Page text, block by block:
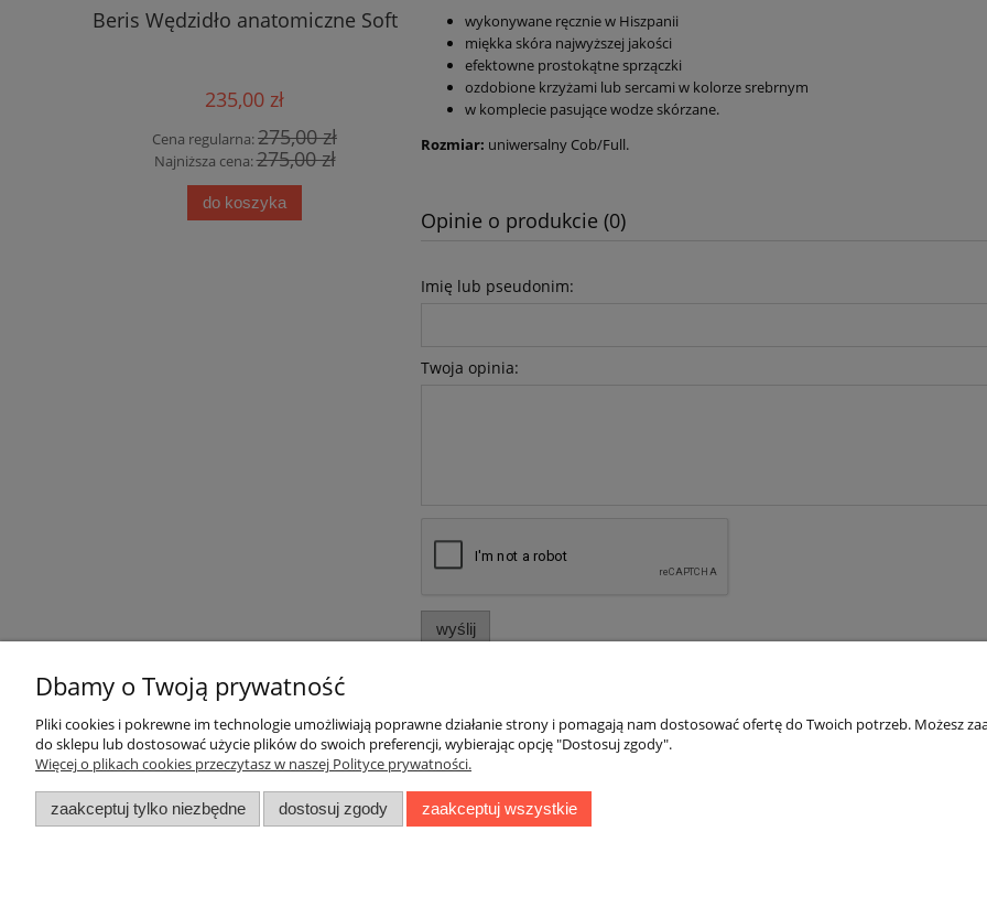
Beris Wędzidło anatomiczne Soft
235,00 zł
Cena regularna:275,00 zł
Najniższa cena:275,00 zł
do koszyka
Loesdau Derka padokowa dla
źrebiąt
236,00 zł
Cena regularna:275,00 zł
275,00 zł
wykonywane ręcznie w Hiszpanii
miękka skóra najwyższej jakości
efektowne prostokątne sprzączki
ozdobione krzyżami lub sercami w kolorze srebrnym
w komplecie pasujące wodze skórzane.
Rozmiar: uniwersalny Cob/Full.
Opinie o produkcie (0)
Imię lub pseudonim:
Twoja opinia:
wyślij
Pomoc
Regulaminy
Moje konto
Twoje zamówienia
Dbamy o Twoją prywatność
Pliki cookies i pokrewne im technologie umożliwiają poprawne działanie strony i pomagają nam dostosować ofertę do Twoich potrzeb. Możesz
do sklepu lub dostosować użycie plików do swoich preferencji, wybierając opcję "Dostosuj zgody".
Więcej o plikach cookies przeczytasz w naszej Polityce prywatności.
zaakceptuj tylko niezbędne dostosuj zgody zaakceptuj wszystkie